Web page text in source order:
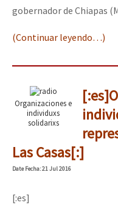
gobernador de Chiapas
(Continuar leyendo…)
Organizaciones e
individuxs
solidarixs
Las Casas[:]
DateFecha: 21 Jul 2016
[:es]